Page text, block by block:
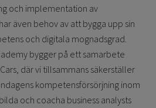
och implementation av
även behov av att bygga upp sin
och digitala mognadsgrad.
bygger på ett samarbete
där vi tillsammans säkerställer
kompetensförsörjning inom
och coacha business analysts